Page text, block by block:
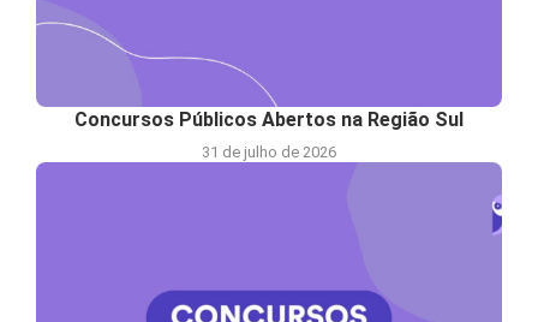
Concursos Públicos Abertos na Região Sul
31 de julho de 2026